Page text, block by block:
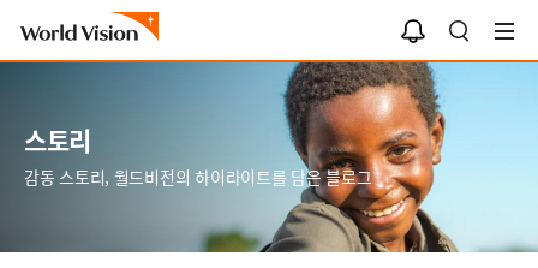
검
색
알
림
함
스토리
감동 스토리, 월드비전의 하이라이트를 담은 블로그